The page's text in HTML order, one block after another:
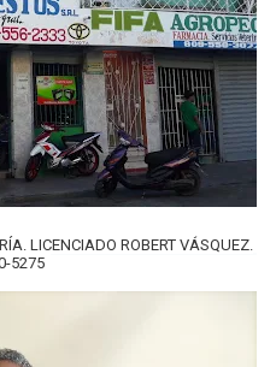
LICENCIADO ROBERT VÁSQUEZ.
5275